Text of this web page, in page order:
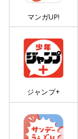
マンガUP!
ジャンプ+